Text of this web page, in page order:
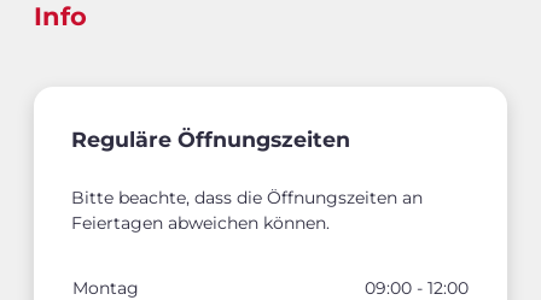
Info
Reguläre Öffnungszeiten
Bitte beachte, dass die Öffnungszeiten an
Feiertagen abweichen können.
Montag
09:00 - 12:00